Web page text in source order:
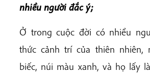
nhiều người đắc ý;
Ở trong cuộc đời có nhiều
thức cảnh trí của thiên nhiên,
biếc, núi màu xanh, và họ lấy